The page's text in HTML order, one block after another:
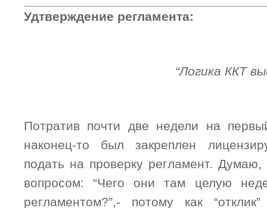
Удтверждение регламента:
“Логика ККТ
Потратив почти две недели на
наконец-то был закреплен
подать на проверку регламент.
вопросом: “Чего они там целую
регламентом?”,- потому как